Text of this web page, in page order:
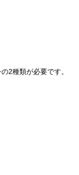
2種類が必要です。